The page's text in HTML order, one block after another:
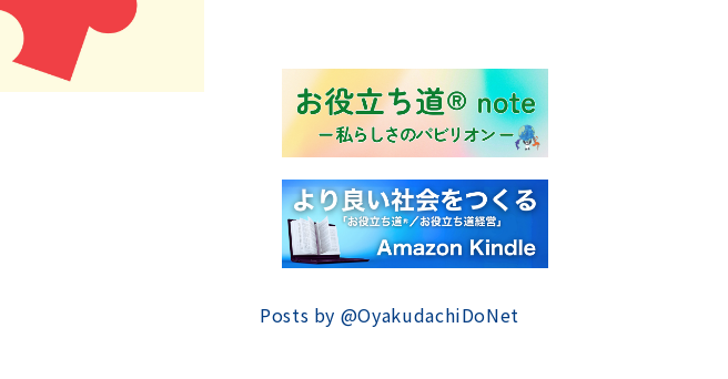
Posts by @OyakudachiDoNet